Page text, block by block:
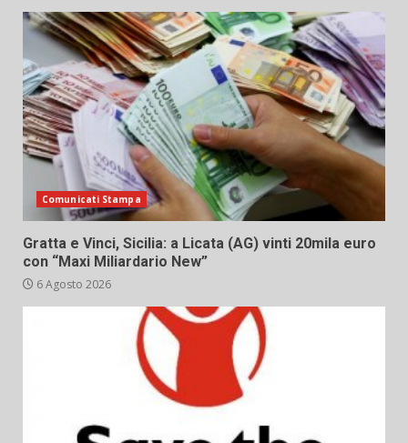
Comunicati Stampa
Gratta e Vinci, Sicilia: a Licata (AG) vinti 20mila euro
con “Maxi Miliardario New”
6 Agosto 2026